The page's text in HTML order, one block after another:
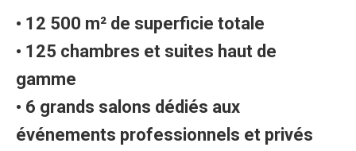
• 12 500 m² de superficie totale
• 125 chambres et suites haut de
gamme
• 6 grands salons dédiés aux
événements professionnels et privés